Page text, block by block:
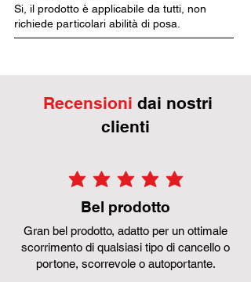
Si, il prodotto è applicabile da tutti, non
richiede particolari abilità di posa.
Recensioni dai nostri
clienti
la valutazione media è 5 su
Bel prodotto
Gran bel prodotto, adatto per un ottimale
scorrimento di qualsiasi tipo di cancello o
portone, scorrevole o autoportante.